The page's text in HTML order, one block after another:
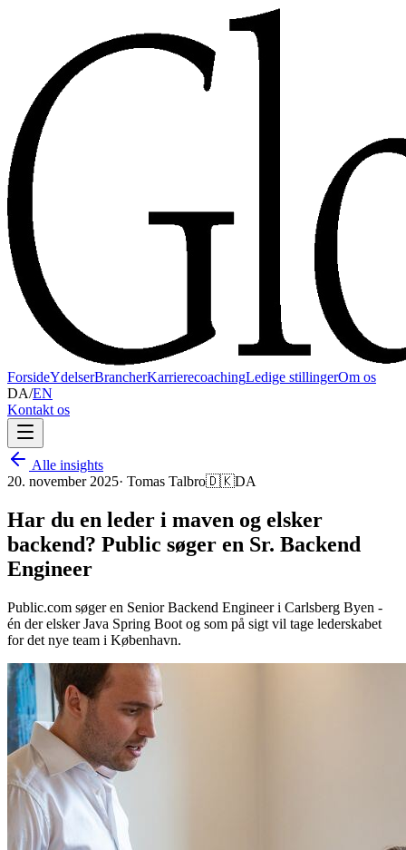
ForsideYdelserBrancherKarrierecoachingLedige stillingerOm os
DA/EN
Kontakt os
Alle insights
20. november 2025· Tomas Talbro🇩🇰DA
Har du en leder i maven og elsker
backend? Public søger en Sr. Backend
Engineer
Public.com søger en Senior Backend Engineer i Carlsberg Byen -
én der elsker Java Spring Boot og som på sigt vil tage lederskabet
for det nye team i København.